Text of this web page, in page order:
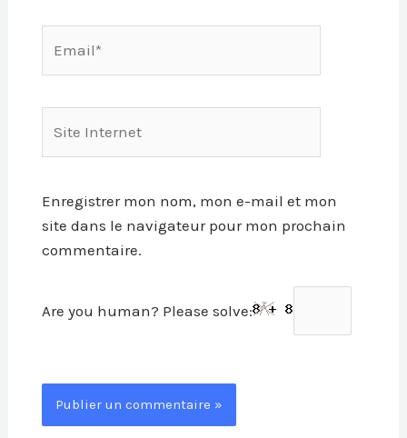
Internet
Enregistrer mon nom, mon e-mail et mon
site dans le navigateur pour mon prochain
commentaire.
Are you human? Please solve: